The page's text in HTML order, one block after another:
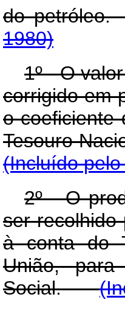
do
1980)
1º - O
corrigido em
o coeficiente
Tesouro
(Incluído
2º - O
ser recolhido
à conta do
União,
Social.